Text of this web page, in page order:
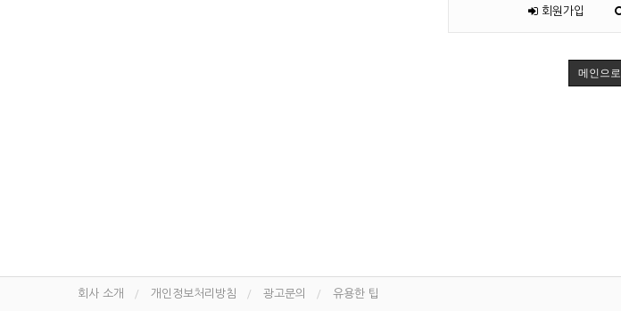
회원가입
메인으로
회사 소개 개인정보처리방침 광고문의 유용한 팁